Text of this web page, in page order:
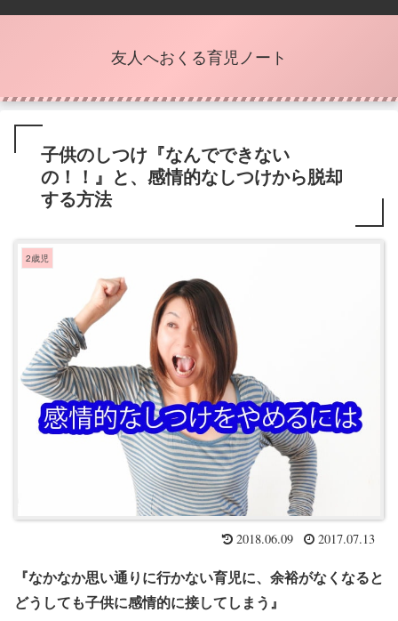
友人へおくる育児ノート
子供のしつけ『なんでできない
の！！』と、感情的なしつけから脱却
する方法
2歳児
2018.06.09 2017.07.13
『なかなか思い通りに行かない育児に、余裕がなくなると
どうしても子供に感情的に接してしまう』